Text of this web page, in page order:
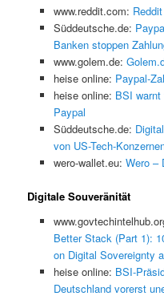
www.reddit.com:
Süddeutsche.de:
Banken stoppen
www.golem.de:
heise online: Paypal-
heise online: BSI
Paypal
Süddeutsche.de:
von US-Tech-
wero-wallet.eu: Wero –
Digitale Souveränität
Better Stack (Part 1):
on Digital Sovereignty
heise online: BSI-
Deutschland vorerst